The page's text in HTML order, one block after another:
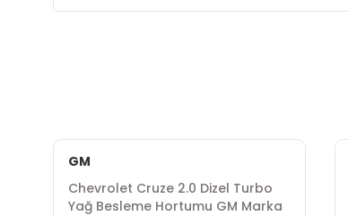
GM
Chevrolet Cruze 2.0 Dizel Turbo
Yağ Besleme Hortumu GM Marka